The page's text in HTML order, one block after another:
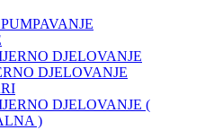
DJELOVANJE
DJELOVANJE
DJELOVANJE (
)